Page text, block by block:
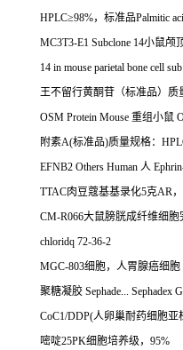
HPLC≥98%，标准品Palmitic
MC3T3-E1 Subclone 14小鼠颅
14 in mouse parietal bone cell
王不留行黄酮苷（标准品）质
OSM Protein Mouse 重组小鼠
附素A(标准品)质量规格：
EFNB2 Others Human 人
TTAC肉豆蔻基基录化5克AR
CM-R066大鼠膀胱成纤维细胞
chloridq 72-36-2
MGC-803细胞，人胃腺癌细胞
聚糖凝胶 Sephade... Sephadex
CoC1/DDP(人卵巢耐药细胞亚
嘧啶25PK细胞培养级， 95%